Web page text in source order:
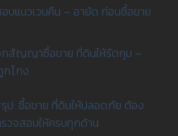
บแนวเวนคืน – อายัด ก่อนซื้อขาย
กสัญญาซื้อขาย ที่ดินให้รัดกุม –
โกง
ป: ซื้อขาย ที่ดินให้ปลอดภัย ต้อง
วจสอบให้ครบทุกด้าน